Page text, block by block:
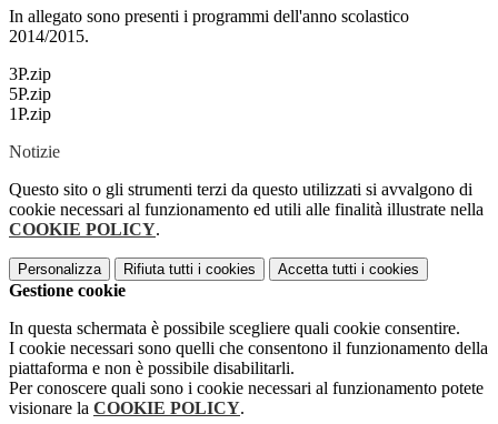
In allegato sono presenti i programmi dell'anno scolastico
2014/2015.
3P.zip
5P.zip
1P.zip
Notizie
Questo sito o gli strumenti terzi da questo utilizzati si avvalgono di
cookie necessari al funzionamento ed utili alle finalità illustrate nella
COOKIE POLICY.
Personalizza Rifiuta tutti i cookies Accetta tutti i cookies
Gestione cookie
In questa schermata è possibile scegliere quali cookie consentire.
I cookie necessari sono quelli che consentono il funzionamento della
piattaforma e non è possibile disabilitarli.
Per conoscere quali sono i cookie necessari al funzionamento potete
visionare la COOKIE POLICY.